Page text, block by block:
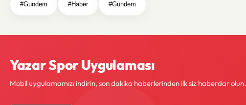
#Gundem #Haber #Gündem
Yazar Spor Uygulaması
Mobil uygulamamızı indirin, son dakika haberlerinden ilk siz haberdar olun.